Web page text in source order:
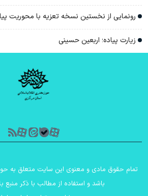
رونمایی از نخستین نسخه تعزیه با محوریت
زیارت پیاده؛ اربعین حسینی
تمام حقوق مادی و معنوی این سایت متعلق به
باشد و استفاده از مطالب با ذکر منبع